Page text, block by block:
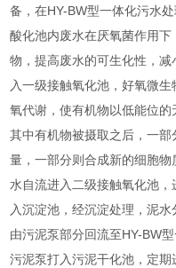
备，在HY-BW型一体化污水
酸化池内废水在厌氧菌作用
物，提高废水的可生化性，
入一级接触氧化池，好氧微
氧代谢，使有机物以低能位的
其中有机物被摄取之后，一
量，一部分则合成新的细胞
水自流进入二级接触氧化池
入沉淀池，经沉淀处理，泥
由污泥泵部分回流至HY-BW
污泥泵打入污泥干化池，定期